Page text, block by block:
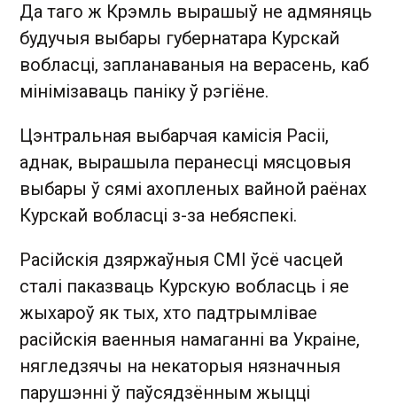
Да таго ж Крэмль вырашыў не адмяняць
будучыя выбары губернатара Курскай
вобласці, запланаваныя на верасень, каб
мінімізаваць паніку ў рэгіёне.
Цэнтральная выбарчая камісія Расіі,
аднак, вырашыла перанесці мясцовыя
выбары ў сямі ахопленых вайной раёнах
Курскай вобласці з-за небяспекі.
Расійскія дзяржаўныя СМІ ўсё часцей
сталі паказваць Курскую вобласць і яе
жыхароў як тых, хто падтрымлівае
расійскія ваенныя намаганні ва Украіне,
нягледзячы на некаторыя нязначныя
парушэнні ў паўсядзённым жыцці